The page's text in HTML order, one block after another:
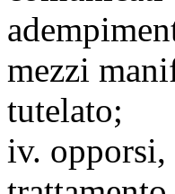
mezzi
tutelato;
iv.